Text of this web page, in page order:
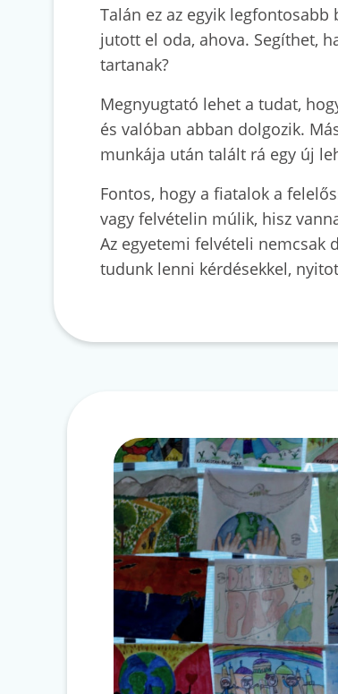
Talán ez az egyik
jutott el oda, ahova. Segíthet,
tartanak?
Megnyugtató lehet a tudat,
és valóban abban dolgozik.
munkája után talált rá egy új
Fontos, hogy a fiatalok a
vagy felvételin múlik, hisz
Az egyetemi felvételi nemcsak
tudunk lenni kérdésekkel,